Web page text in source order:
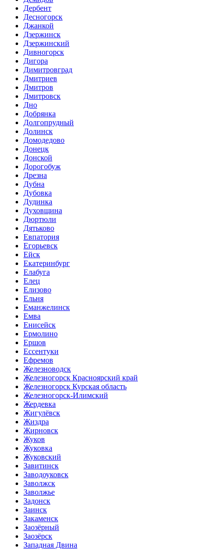
Дербент
Десногорск
Джанкой
Дзержинск
Дзержинский
Дивногорск
Дигора
Димитровград
Дмитриев
Дмитров
Дмитровск
Дно
Добрянка
Долгопрудный
Долинск
Домодедово
Донецк
Донской
Дорогобуж
Дрезна
Дубна
Дубовка
Дудинка
Духовщина
Дюртюли
Дятьково
Евпатория
Егорьевск
Ейск
Екатеринбург
Елабуга
Елец
Елизово
Ельня
Еманжелинск
Емва
Енисейск
Ермолино
Ершов
Ессентуки
Ефремов
Железноводск
Железногорск Красноярский край
Железногорск Курская область
Железногорск-Илимский
Жердевка
Жигулёвск
Жиздра
Жирновск
Жуков
Жуковка
Жуковский
Завитинск
Заводоуковск
Заволжск
Заволжье
Задонск
Заинск
Закаменск
Заозёрный
Заозёрск
Западная Двина